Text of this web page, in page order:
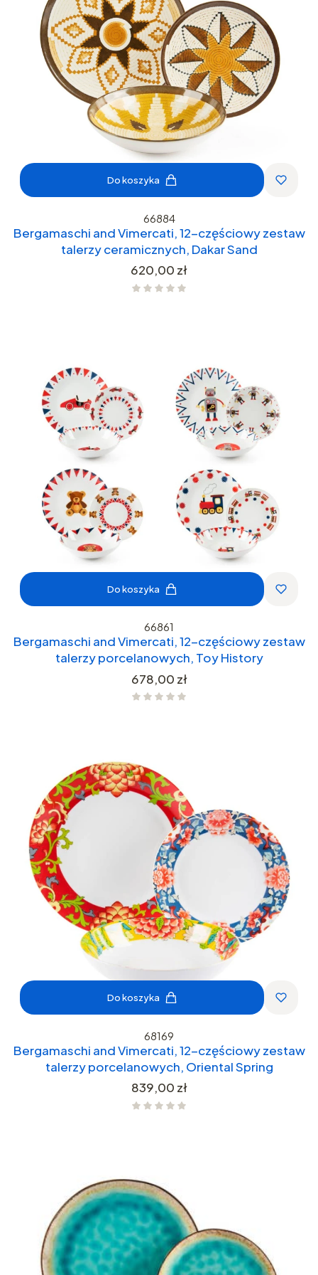
Do koszyka
66884
Bergamaschi and Vimercati, 12-częściowy zestaw
talerzy ceramicznych, Dakar Sand
Cena
620,00 zł
Do koszyka
66861
Bergamaschi and Vimercati, 12-częściowy zestaw
talerzy porcelanowych, Toy History
Cena
678,00 zł
Do koszyka
68169
Bergamaschi and Vimercati, 12-częściowy zestaw
talerzy porcelanowych, Oriental Spring
Cena
839,00 zł